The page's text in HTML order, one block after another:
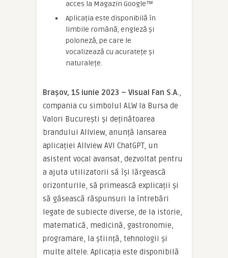
acces la Magazin Google™
Aplicația este disponibilă în
limbile română, engleză și
poloneză, pe care le
vocalizează cu acuratețe și
naturalețe.
Brașov, 15 iunie 2023 – Visual Fan S.A.
compania cu simbolul ALW la Bursa de
Valori București și deținătoarea
brandului Allview, anunță lansarea
aplicației Allview AVI ChatGPT, un
asistent vocal avansat, dezvoltat pentru
a ajuta utilizatorii să își lărgească
orizonturile, să primească explicații și
să găsească răspunsuri la întrebări
legate de subiecte diverse, de la istorie,
matematică, medicină, gastronomie,
programare, la știință, tehnologii și
multe altele. Aplicația este disponibilă